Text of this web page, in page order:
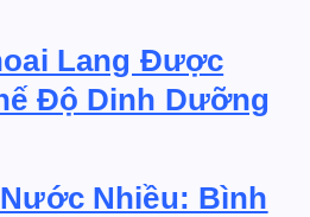
Lang Được
Độ Dinh Dưỡng
Nhiều: Bình